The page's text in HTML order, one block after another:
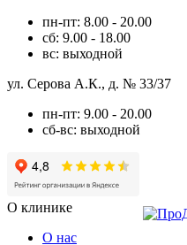
пн-пт: 8.00 - 20.00
сб: 9.00 - 18.00
вс: выходной
ул. Серова А.К., д. № 33/37
пн-пт: 9.00 - 20.00
сб-вс: выходной
О клинике
О нас